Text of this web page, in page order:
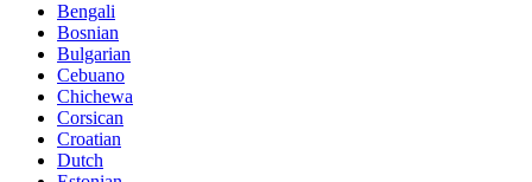
Bengali
Bosnian
Bulgarian
Cebuano
Chichewa
Corsican
Croatian
Dutch